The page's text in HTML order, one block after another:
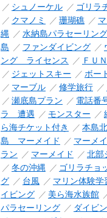
シュノーケル
ゴリラ
クマノミ
珊瑚礁
縄
水納島パラセーリング
島
ファンダイビング
ング ライセンス
ＦＵ
ジェットスキー
ボー
マーブル
修学旅行
瀬底島プラン
電話番
ラ 遭遇
モンスター
ら海チケット付き
本島
島 マーメイド
マーメ
ラン
マーメイド
北部
冬の沖縄
ゴリラチョ
グ
台風 マリン体験学
イビング
美ら海水族館
パラセーリング
ダイビ